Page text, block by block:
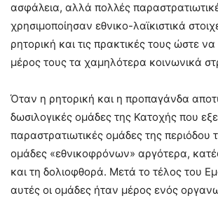
ασφάλεια, αλλά πολλές
χρησιμοποίησαν εθνικο-λαϊκιστικά
ρητορική και τις πρακτικές τους ώστε
μέρος τους τα χαμηλότερα κοινωνικά
Όταν η ρητορική και η προπαγάνδα
δωσιλογικές ομάδες της Κατοχής που
παραστρατιωτικές ομάδες της περιόδου
ομάδες «εθνικοφρόνων» αργότερα,
και τη δολιοφθορά. Μετά το τέλος του
αυτές οι ομάδες ήταν μέρος ενός